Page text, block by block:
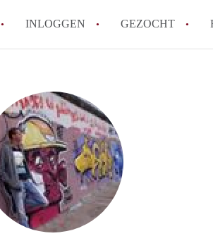
INLOGGEN GEZOCHT
Tips: om in Utrecht een kamer
Hoe werkt Kamers Utrecht
How to translate KamersUtrecht!
Alle veelgestelde vragen